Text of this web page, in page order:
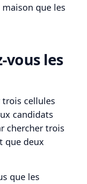
que les
vous les
trois cellules
candidats
chercher trois
que deux
que les